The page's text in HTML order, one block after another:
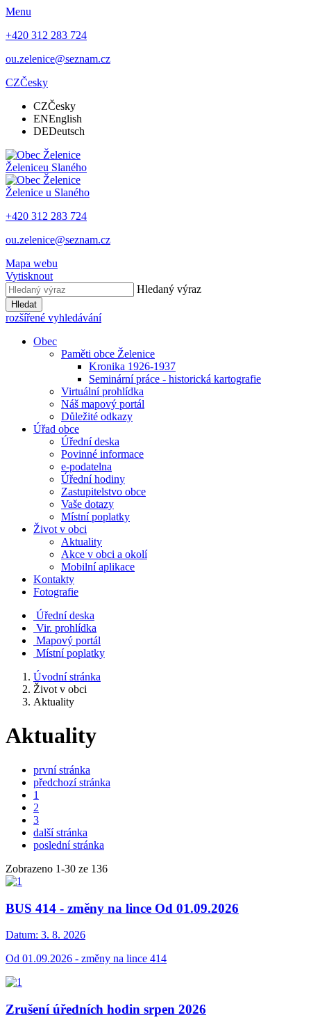
Menu
+420 312 283 724
ou.zelenice@seznam.cz
CZČesky
CZČesky
ENEnglish
DEDeutsch
Želeniceu Slaného
Želenice u Slaného
+420 312 283 724
ou.zelenice@seznam.cz
Mapa webu
Vytisknout
Hledaný výraz
Hledat
rozšířené vyhledávání
Obec
Paměti obce Želenice
Kronika 1926-1937
Seminární práce - historická kartografie
Virtuální prohlídka
Náš mapový portál
Důležité odkazy
Úřad obce
Úřední deska
Povinné informace
e-podatelna
Úřední hodiny
Zastupitelstvo obce
Vaše dotazy
Místní poplatky
Život v obci
Aktuality
Akce v obci a okolí
Mobilní aplikace
Kontakty
Fotografie
Úřední deska
Vir. prohlídka
Mapový portál
Místní poplatky
Úvodní stránka
Život v obci
Aktuality
Aktuality
první stránka
předchozí stránka
1
2
3
další stránka
poslední stránka
Zobrazeno 1-30 ze 136
BUS 414 - změny na lince Od 01.09.2026
Datum: 3. 8. 2026
Od 01.09.2026 - změny na lince 414
Zrušení úředních hodin srpen 2026